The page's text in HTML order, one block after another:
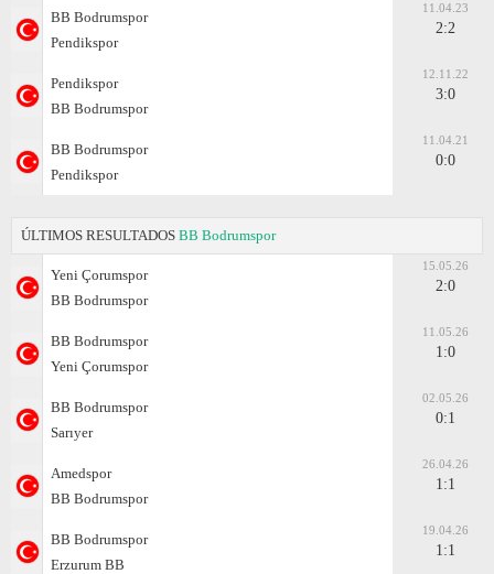
BB Bodrumspor
Pendikspor
11.04.23
2:2
Pendikspor
BB Bodrumspor
12.11.22
3:0
BB Bodrumspor
Pendikspor
11.04.21
0:0
ÚLTIMOS RESULTADOS BB Bodrumspor
Yeni Çorumspor
BB Bodrumspor
15.05.26
2:0
BB Bodrumspor
Yeni Çorumspor
11.05.26
1:0
BB Bodrumspor
Sarıyer
02.05.26
0:1
Amedspor
BB Bodrumspor
26.04.26
1:1
BB Bodrumspor
Erzurum BB
19.04.26
1:1